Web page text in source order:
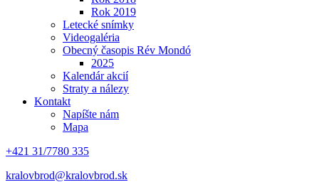
Rok 2019
Letecké snímky
Videogaléria
Obecný časopis Rév Mondó
2025
Kalendár akcií
Straty a nálezy
Kontakt
Napíšte nám
Mapa
+421 31/7780 335
kralovbrod@kralovbrod.sk